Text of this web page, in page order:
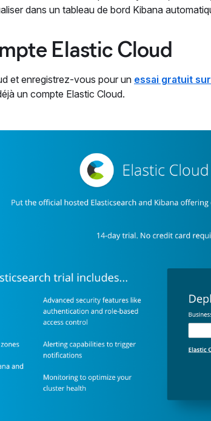
dans un tableau de bord Kibana
Elastic Cloud
et enregistrez-vous pour un essai gratuit
un compte Elastic Cloud.